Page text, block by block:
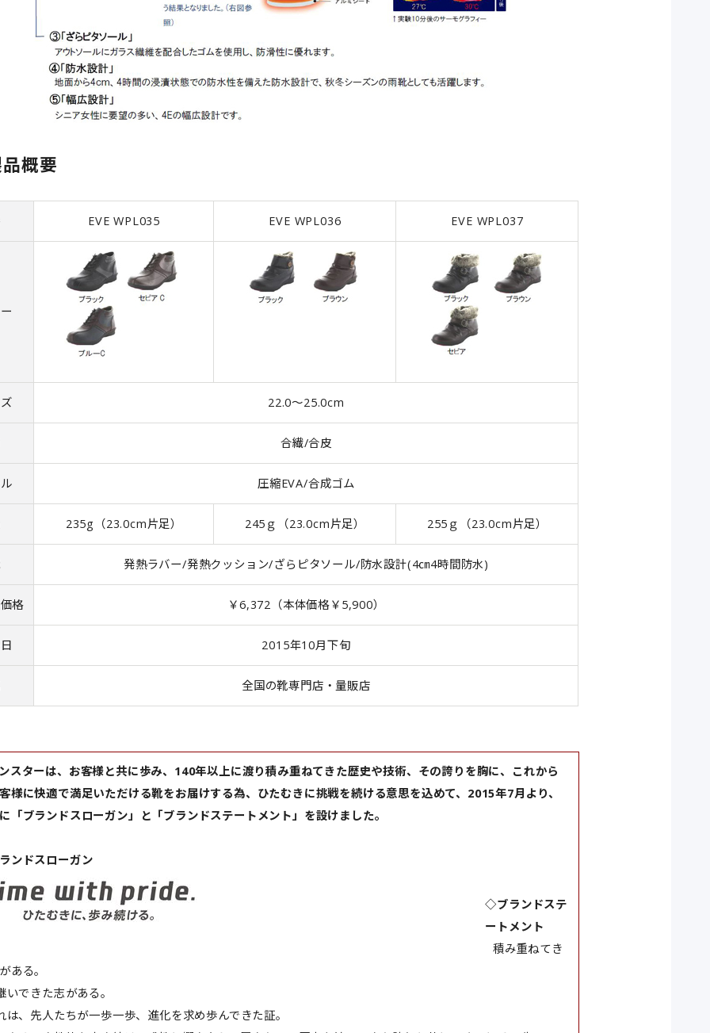
概要
EVE WPL035 EVE WPL036 EVE WPL037
22.0～25.0cm
合繊/合皮
圧縮EVA/合成ゴム
235g（23.0cm片足） 245ｇ（23.0cm片足） 255ｇ（23.0cm片足）
発熱ラバー/発熱クッション/ざらピタソール/防水設計(4㎝4時間防水)
格 ￥6,372（本体価格￥5,900）
2015年10月下旬
全国の靴専門店・量販店
スターは、お客様と共に歩み、140年以上に渡り積み重ねてきた歴史や技術、その誇りを胸に、これから
様に快適で満足いただける靴をお届けする為、ひたむきに挑戦を続ける意思を込めて、2015年7月より、
「ブランドスローガン」と「ブランドステートメント」を設けました。
ンドスローガン
◇ブランドステ
ートメント
積み重ねてき
ある。
いできた志がある。
は、先人たちが一歩一歩、進化を求め歩んできた証。